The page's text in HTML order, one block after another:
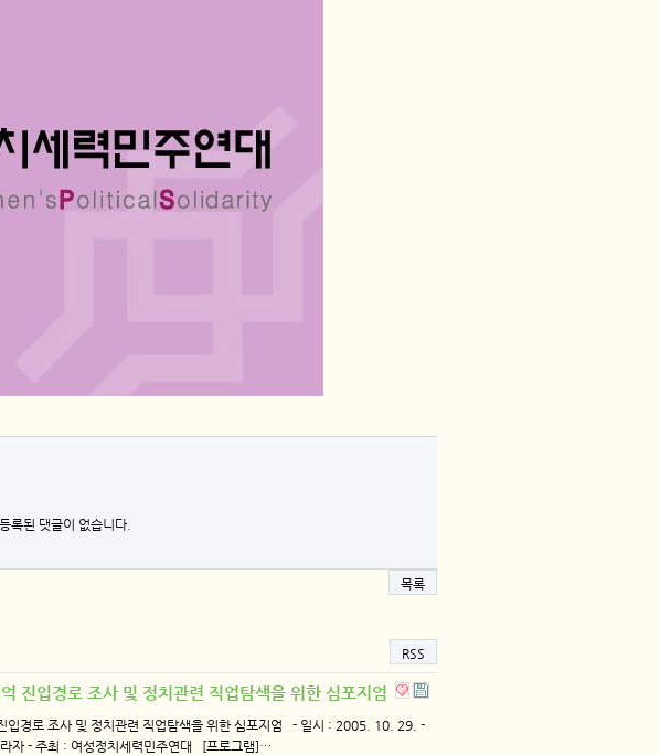
등록된 댓글이 없습니다.
목록
RSS
진입경로 조사 및 정치관련 직업탐색을 위한 심포지엄
입경로 조사 및 정치관련 직업탐색을 위한 심포지엄 - 일시 : 2005. 10. 29. -
자 - 주최 : 여성정치세력민주연대 [프로그램]…